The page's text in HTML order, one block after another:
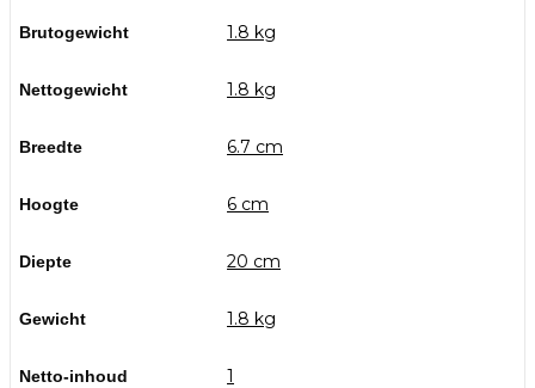
Brutogewicht 1.8 kg
Nettogewicht 1.8 kg
Breedte 6.7 cm
Hoogte 6 cm
Diepte 20 cm
Gewicht 1.8 kg
Netto-inhoud 1